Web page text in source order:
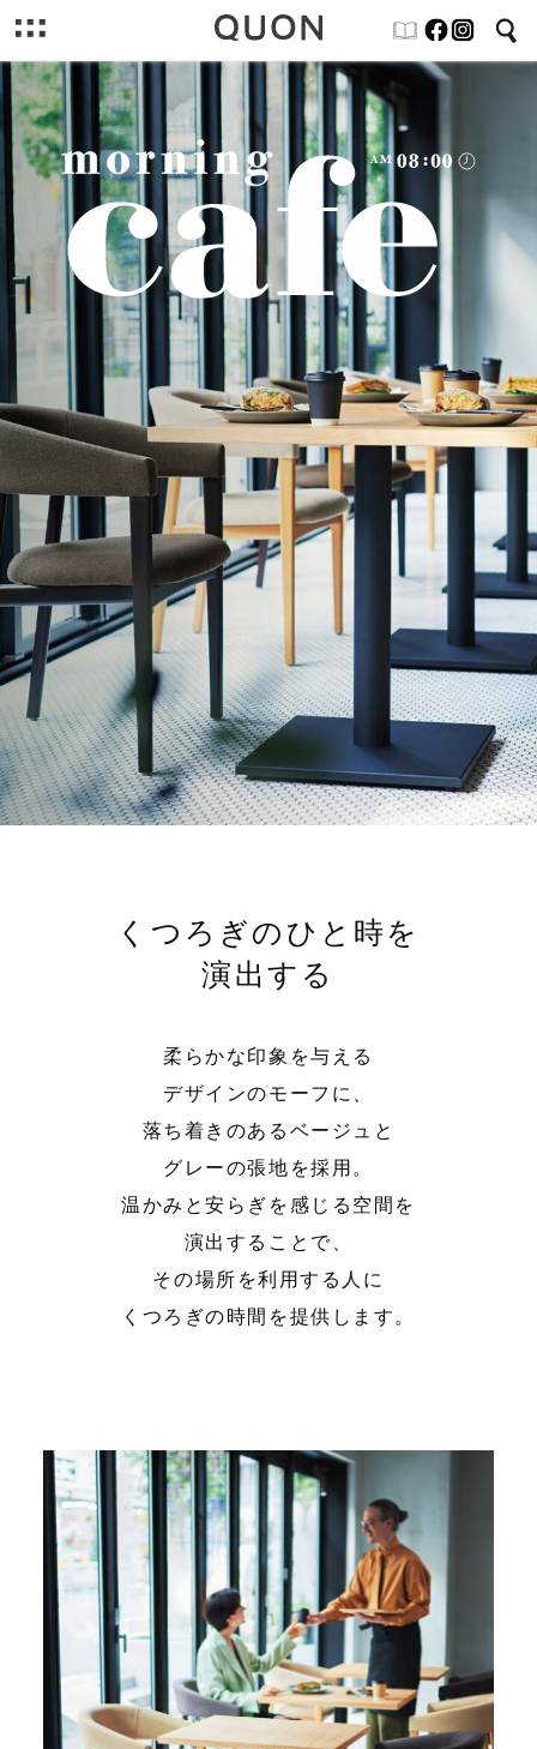
くつろぎのひと時を
演出する
柔らかな印象を与える
デザインのモーフに、
落ち着きのあるベージュと
グレーの張地を採用。
温かみと安らぎを感じる空間を
演出することで、
その場所を利用する人に
くつろぎの時間を提供します。